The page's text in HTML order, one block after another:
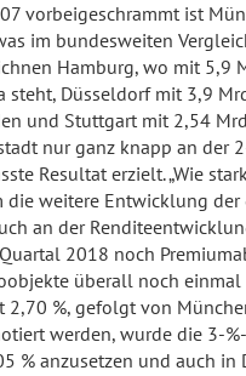
vorbeigeschrammt ist
im bundesweiten
Hamburg, wo mit 5,9
Düsseldorf mit 3,9
und Stuttgart mit 2,54
nur ganz knapp an der
Resultat erzielt. „Wie
weitere Entwicklung
an der
2018 noch
überall noch einmal
%, gefolgt von
werden, wurde die 3-
% anzusetzen und auch